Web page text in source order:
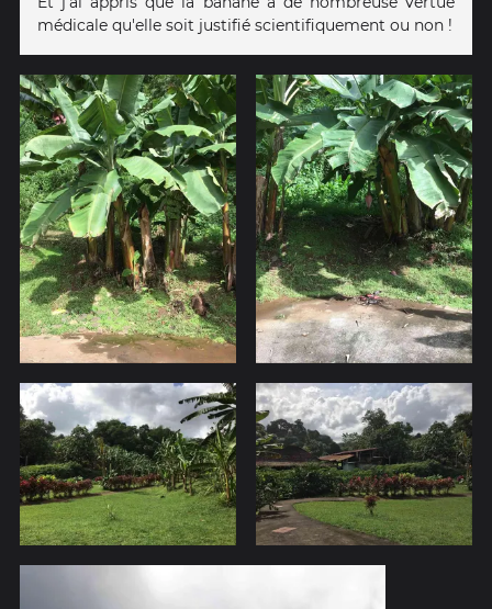
médicale qu'elle soit justifié scientifiquement ou non !